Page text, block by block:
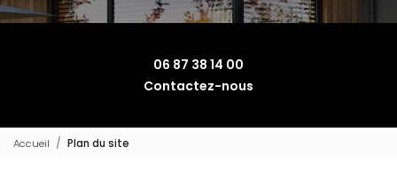
06 87 38 14 00
Contactez-nous
Accueil Plan du site